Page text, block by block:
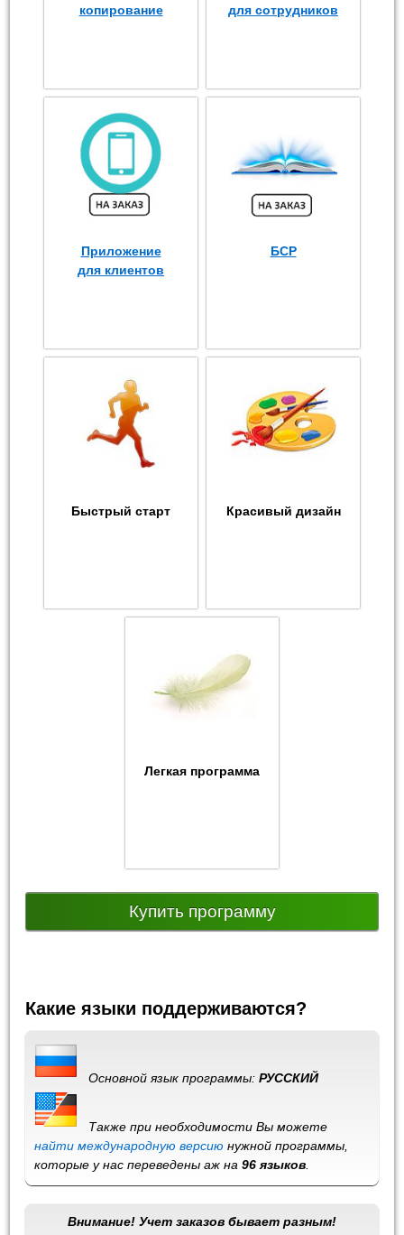
копирование
для сотрудников
Приложение
для клиентов
БСР
Быстрый старт Красивый дизайн
Легкая программа
Купить программу
Какие языки поддерживаются?
Основной язык программы:РУССКИЙ
Также при необходимости Вы можете
найти международную версию нужной программы,
которые у нас переведены аж на96 языков
Внимание! Учет заказов бывает разным!